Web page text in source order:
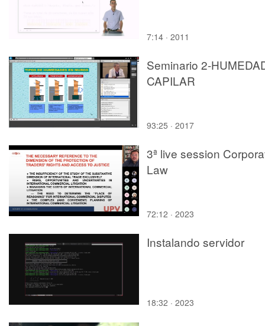
7:14 · 2011
Seminario 2-
CAPILAR
93:25 · 2017
3ª live session
Law
72:12 · 2023
Instalando servidor
18:32 · 2023